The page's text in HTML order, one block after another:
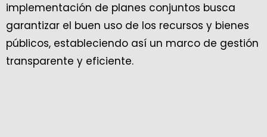
implementación de planes conjuntos busca
garantizar el buen uso de los recursos y bienes
públicos, estableciendo así un marco de gestión
transparente y eficiente.